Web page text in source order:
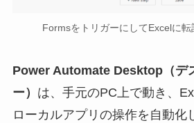
FormsをトリガーにしてExcelに転
Power Automate Desktop（デ
ー） は、手元のPC上で動き、
ローカルアプリの操作を自動化